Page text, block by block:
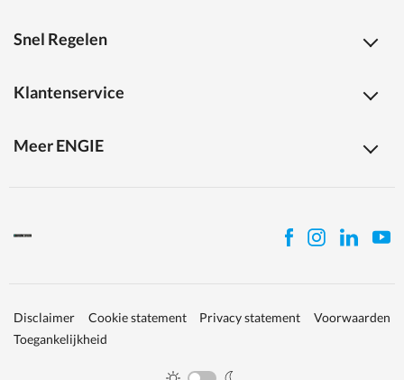
Snel Regelen
Klantenservice
Meer ENGIE
Disclaimer Cookie statement Privacy statement
Voorwaarden
Toegankelijkheid